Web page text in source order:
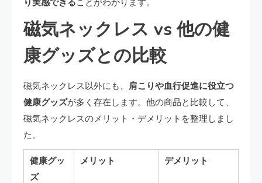
磁気ネックレス vs 他の健
康グッズとの比較
磁気ネックレス以外にも、
肩こりや血行促進に役立つ
健康グッズが多く存在します。他の商品と比較して、
磁気ネックレスのメリット・デメリットを整理しまし
た。
健康グッ
ズ
メリット デメリット